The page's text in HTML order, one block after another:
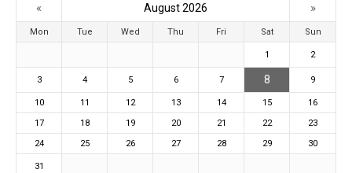
« August 2026 »
Mon Tue Wed Thu Fri Sat Sun
1 2
3 4 5 6 7 8 9
10 11 12 13 14 15
16
17
18 19 20 21 22
23
24
25 26 27 28 29 30
31